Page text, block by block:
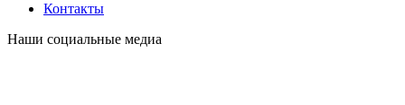
Контакты
Наши социальные медиа